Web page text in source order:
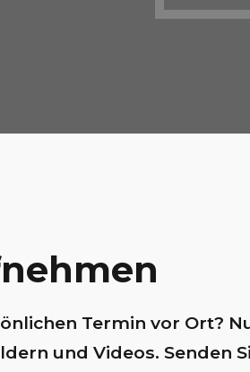
Termin vor Ort?
und Videos. Senden